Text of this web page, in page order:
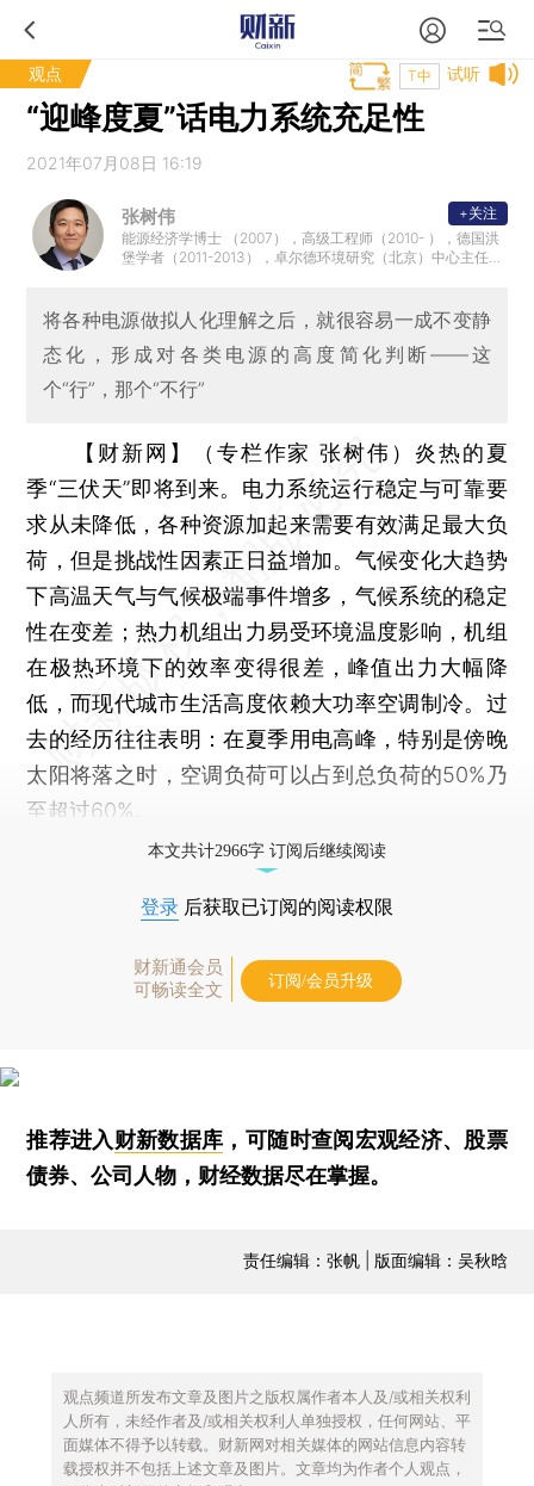
观点 试听
T中
“迎峰度夏”话电力系统充足性
2021年07月08日 16:19
张树伟
能源经济学博士 （2007），高级工程师（2010- ），德国洪
堡学者（2011-2013），卓尔德环境研究（北京）中心主任，
以及跨学科能源经济环境项目的组织与协调工作。
+关注
将各种电源做拟人化理解之后，就很容易一成不变静
态化，形成对各类电源的高度简化判断——这
个“行”，那个“不行”
【财新网】（专栏作家 张树伟） 炎热的夏
季“三伏天”即将到来。电力系统运行稳定与可靠要
求从未降低，各种资源加起来需要有效满足最大负
荷，但是挑战性因素正日益增加。气候变化大趋势
下高温天气与气候极端事件增多，气候系统的稳定
性在变差；热力机组出力易受环境温度影响，机组
在极热环境下的效率变得很差，峰值出力大幅降
低，而现代城市生活高度依赖大功率空调制冷。过
去的经历往往表明：在夏季用电高峰，特别是傍晚
太阳将落之时，空调负荷可以占到总负荷的50%乃
至超过60%。
本文共计2966字 订阅后继续阅读
登录 后获取已订阅的阅读权限
财新通会员
可畅读全文
订阅/会员升级
推荐进入财新数据库 ，可随时查阅宏观经济、股票
债券、公司人物，财经数据尽在掌握。
责任编辑：张帆 | 版面编辑：吴秋晗
观点频道所发布文章及图片之版权属作者本人及/或相关权利
人所有，未经作者及/或相关权利人单独授权，任何网站、平
面媒体不得予以转载。财新网对相关媒体的网站信息内容转
载授权并不包括上述文章及图片。文章均为作者个人观点，